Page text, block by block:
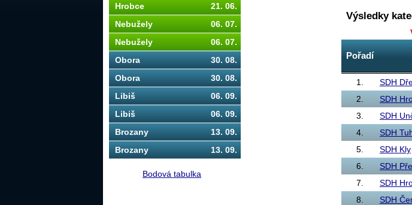
Výsledky
Pořadí
1. SDH
2.
SDH
3.
SDH
4.
SDH
5.
SDH Kly
6.
SDH
7.
SDH
8.
SDH
Hrobce
21. 06.
Nebužely
06. 07.
Nebužely
06. 07.
Obora
30. 08.
Obora
30. 08.
Libiš
06. 09.
Libiš
06. 09.
Brozany
13. 09.
Brozany
13. 09.
Bodová tabulka